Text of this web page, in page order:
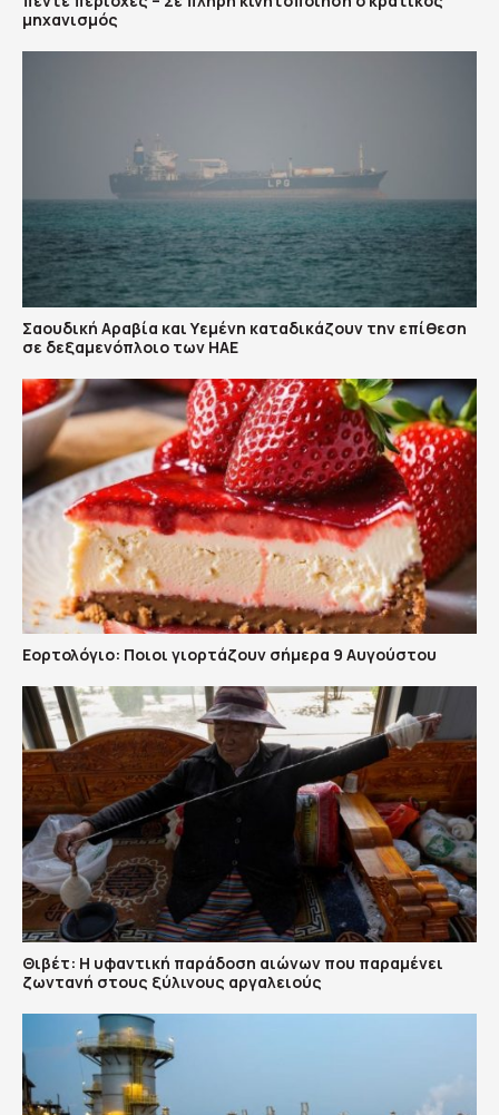
μηχανισμός
Σαουδική Αραβία και Υεμένη καταδικάζουν την επίθεση
σε δεξαμενόπλοιο των ΗΑΕ
Εορτολόγιο: Ποιοι γιορτάζουν σήμερα 9 Αυγούστου
Θιβέτ: Η υφαντική παράδοση αιώνων που παραμένει
ζωντανή στους ξύλινους αργαλειούς